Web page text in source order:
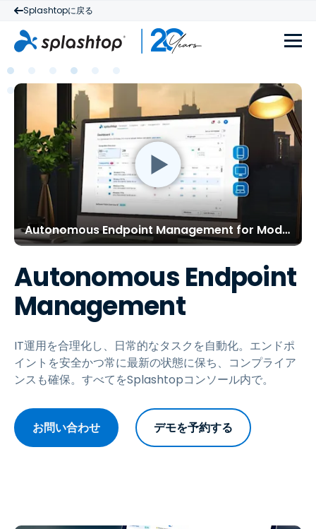
Splashtopに戻る
Autonomous Endpoint Management for Modern IT
Autonomous Endpoint
Management
IT運用を合理化し、日常的なタスクを自動化。エンドポ
イントを安全かつ常に最新の状態に保ち、コンプライア
ンスも確保。すべてをSplashtopコンソール内で。
お問い合わせ デモを予約する